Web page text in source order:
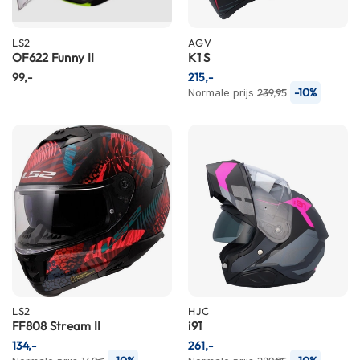
m
n
S
t
m
o
t
o
r
h
e
l
m
n
F
LS2
OF622 Funny II
99,-
AGV
K1 S
Normale prijs 239,95 -10%
215,-
LS2
FF808 Stream II
134,-
HJC
i91
261,-